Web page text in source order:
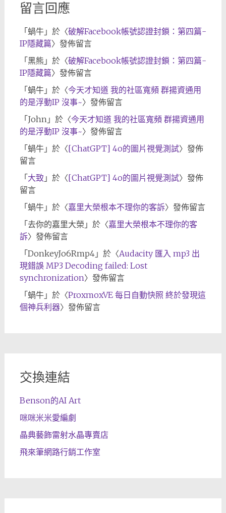
留言回應
「蝸牛」於〈破解Facebook帳號認證封鎖：第四篇-
IP隱藏篇〉發佈留言
「黑熊 」於〈破解Facebook帳號認證封鎖：第四篇-
IP隱藏篇〉發佈留言
「蝸牛」於〈今天才知道 我的社區寬頻 群揚資通用
的是浮動IP 沒事~〉發佈留言
「John 」於〈今天才知道 我的社區寬頻 群揚資通用
的是浮動IP 沒事~〉發佈留言
「蝸牛」於〈[ChatGPT] 4o的圖片視覺測試〉發佈
留言
「大致 」於〈[ChatGPT] 4o的圖片視覺測試〉發佈
留言
「蝸牛」於〈嘉里大榮根本不理你的客訴〉發佈留言
「去你的嘉里大榮 」於〈嘉里大榮根本不理你的客
訴〉發佈留言
「DonkeyJo6Rmp4」於〈Audacity 匯入 mp3 出
現錯誤 MP3 Decoding failed: Lost
synchronization〉發佈留言
「蝸牛」於〈ProxmoxVE 每日自動快照 終於發現這
個神兵利器〉發佈留言
交換連結
Benson的AI Art
咪咪米米愛編劇
晶典藝飾雷射水晶專賣店
飛來筆網路行銷工作室